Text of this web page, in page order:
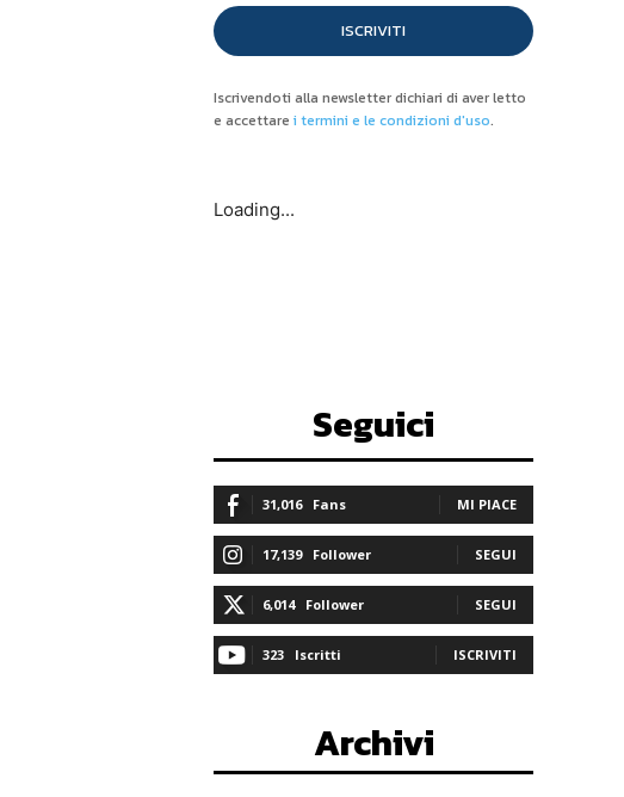
ISCRIVITI
Iscrivendoti alla newsletter dichiari di aver letto
e accettare i termini e le condizioni d'uso.
Loading...
Seguici
31,016 Fans MI PIACE
17,139 Follower SEGUI
6,014 Follower SEGUI
323 Iscritti ISCRIVITI
Archivi